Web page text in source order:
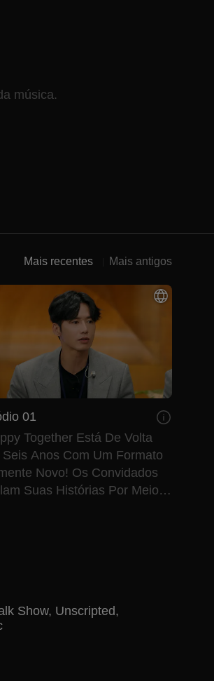
música.
Mais recentes Mais antigos
01
Together Está De Volta
Anos Com Um Formato
Novo! Os Convidados
Suas Histórias Por Meio
Show, Unscripted,